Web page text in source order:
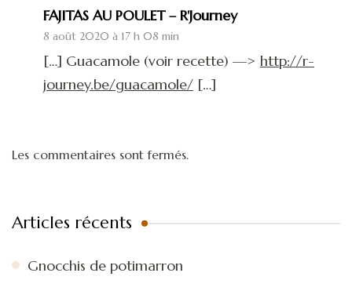
FAJITAS AU POULET – R'Journey
8 août 2020 à 17 h 08 min
[…] Guacamole (voir recette) —> http://r-
journey.be/guacamole/ […]
Les commentaires sont fermés.
Articles récents
Gnocchis de potimarron